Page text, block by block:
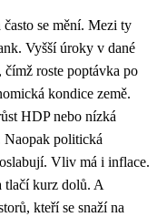
se mění. Mezi ty
Vyšší úroky v dané
roste poptávka po
kondice země.
HDP nebo nízká
Naopak politická
Vliv má i inflace.
tlačí kurz dolů. A
kteří se snaží na